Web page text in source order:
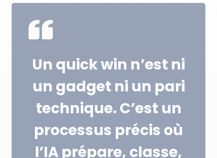
Un quick win n’est ni
un gadget ni un pari
technique. C’est un
processus précis où
l’IA prépare, classe,